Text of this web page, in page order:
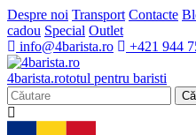
Despre noi Transport Contacte
cadou Special Outlet
info@4barista.ro
+421 944
4barista.rototul pentru baristi